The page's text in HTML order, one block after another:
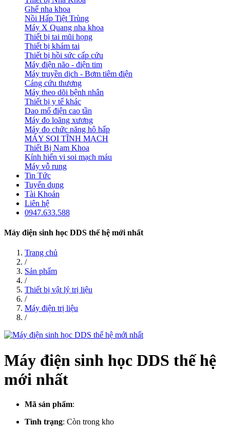
Ghế nha khoa
Nồi Hấp Tiệt Trùng
Máy X Quang nha khoa
Thiết bị tai mũi họng
Thiết bị khám tai
Thiết bị hồi sức cấp cứu
Máy điện não - điện tim
Máy truyền dịch - Bơm tiêm điện
Cáng cứu thương
Máy theo dõi bệnh nhân
Thiết bị y tế khác
Dao mổ điện cao tần
Máy đo loãng xương
Máy đo chức năng hô hấp
MÁY SOI TĨNH MẠCH
Thiết Bị Nam Khoa
Kính hiển vi soi mạch máu
Máy vỗ rung
Tin Tức
Tuyển dụng
Tài Khoản
Liên hệ
0947.633.588
Máy điện sinh học DDS thế hệ mới nhất
Trang chủ
/
Sản phẩm
/
Thiết bị vật lý trị liệu
/
Máy điện trị liệu
/
Máy điện sinh học DDS thế hệ
mới nhất
Mã sản phẩm:
Tình trạng: Còn trong kho